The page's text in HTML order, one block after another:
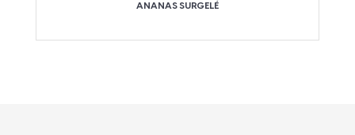
ANANAS SURGELÉ